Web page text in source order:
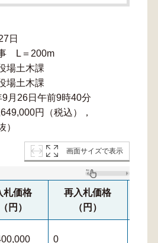
日
L＝200m
場土木課
場土木課
月26日午前9時40分
円（税込），
）
画面サイズで表示
札価格
（円）
再入札価格
（円）
0